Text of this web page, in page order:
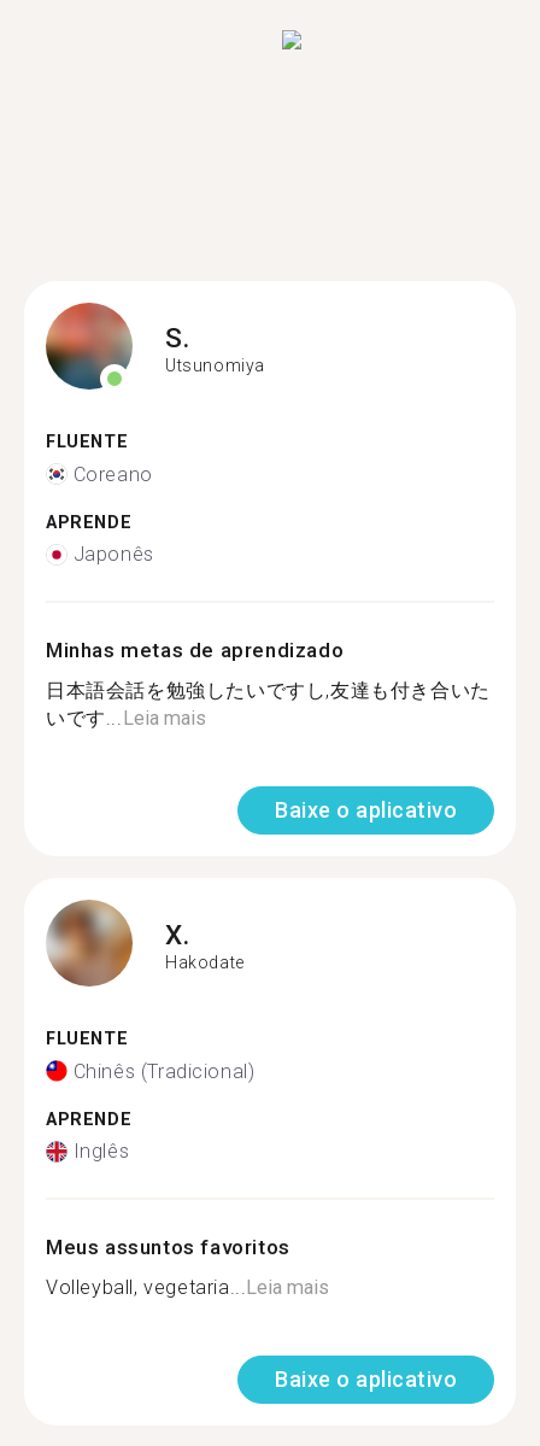
S.
Utsunomiya
FLUENTE
Coreano
APRENDE
Japonês
Minhas metas de aprendizado
日本語会話を勉強したいですし,友達も付き合いた
いです...Leia mais
Baixe o aplicativo
X.
Hakodate
FLUENTE
Chinês (Tradicional)
APRENDE
Inglês
Meus assuntos favoritos
Volleyball, vegetaria...Leia mais
Baixe o aplicativo